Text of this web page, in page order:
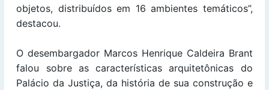
objetos, distribuídos em 16 ambientes temáticos”,
destacou.
O desembargador Marcos Henrique Caldeira Brant
falou sobre as características arquitetônicas do
Palácio da Justiça, da história de sua construção e